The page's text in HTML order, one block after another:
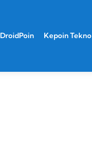
DroidPoin Kepoin Tekno